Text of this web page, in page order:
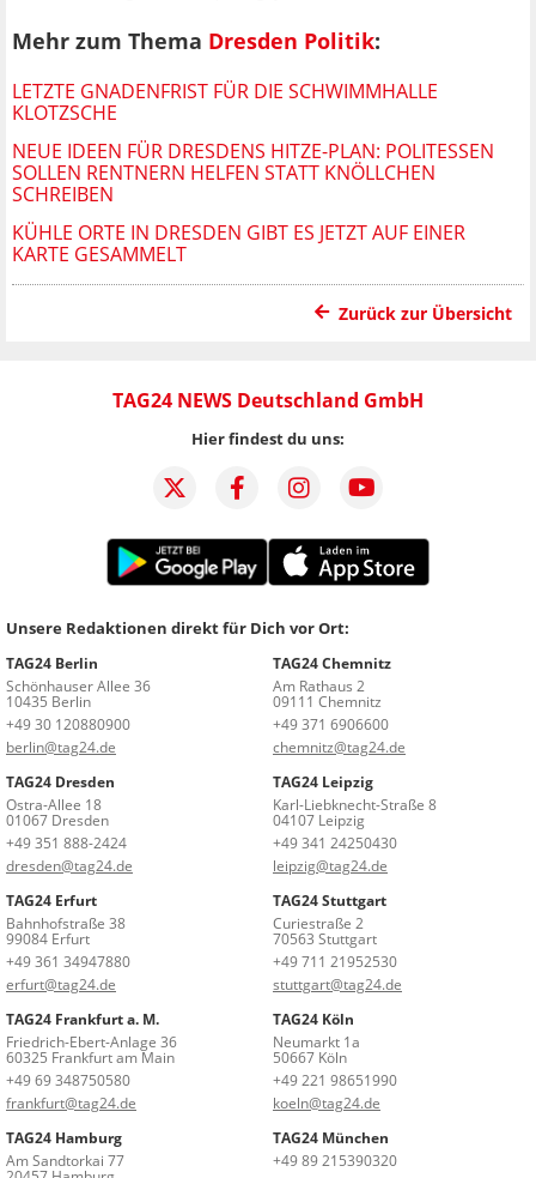
Mehr zum Thema Dresden Politik:
LETZTE GNADENFRIST FÜR DIE SCHWIMMHALLE
KLOTZSCHE
NEUE IDEEN FÜR DRESDENS HITZE-PLAN: POLITESSEN
SOLLEN RENTNERN HELFEN STATT KNÖLLCHEN
SCHREIBEN
KÜHLE ORTE IN DRESDEN GIBT ES JETZT AUF EINER
KARTE GESAMMELT
Zurück zur Übersicht
TAG24 NEWS Deutschland GmbH
Hier findest du uns:
Unsere Redaktionen direkt für Dich vor Ort:
TAG24 Berlin
Schönhauser Allee 36
10435 Berlin
+49 30 120880900
berlin@tag24.de
TAG24 Chemnitz
Am Rathaus 2
09111 Chemnitz
+49 371 6906600
chemnitz@tag24.de
TAG24 Dresden
Ostra-Allee 18
01067 Dresden
+49 351 888-2424
dresden@tag24.de
TAG24 Leipzig
Karl-Liebknecht-Straße 8
04107 Leipzig
+49 341 24250430
leipzig@tag24.de
TAG24 Erfurt
Bahnhofstraße 38
99084 Erfurt
+49 361 34947880
erfurt@tag24.de
TAG24 Stuttgart
Curiestraße 2
70563 Stuttgart
+49 711 21952530
stuttgart@tag24.de
TAG24 Frankfurt a. M.
Friedrich-Ebert-Anlage 36
60325 Frankfurt am Main
+49 69 348750580
frankfurt@tag24.de
TAG24 Köln
Neumarkt 1a
50667 Köln
+49 221 98651990
koeln@tag24.de
TAG24 Hamburg
Am Sandtorkai 77
TAG24 München
+49 89 215390320